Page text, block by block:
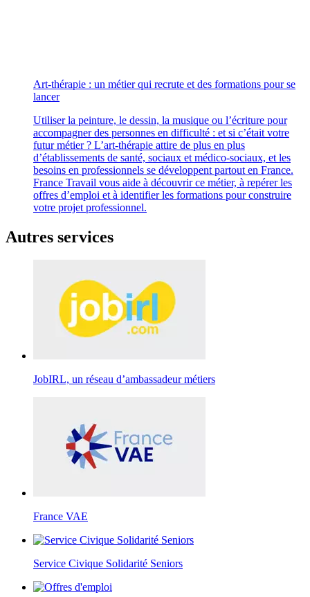
Art-thérapie : un métier qui recrute et des formations pour se
lancer
Utiliser la peinture, le dessin, la musique ou l’écriture pour
accompagner des personnes en difficulté : et si c’était votre
futur métier ? L’art-thérapie attire de plus en plus
d’établissements de santé, sociaux et médico-sociaux, et les
besoins en professionnels se développent partout en France.
France Travail vous aide à découvrir ce métier, à repérer les
offres d’emploi et à identifier les formations pour construire
votre projet professionnel.
Autres services
JobIRL, un réseau d’ambassadeur métiers
France VAE
Service Civique Solidarité Seniors